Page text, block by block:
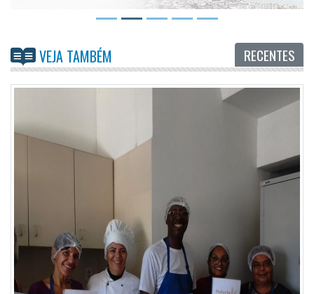
VEJA TAMBÉM RECENTES